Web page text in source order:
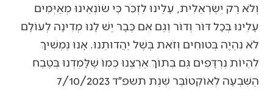
וְלֹא רַק יִשְׂרְאֵלִית, עָלֵינוּ לִזְכֹּר כִּי שׂוֹנְאֵינוּ מְאַיְּמִים
עָלֵינוּ בְּכָל דּוֹר וְדוֹר וְגַם אִם כְּבָר יֵשׁ לָנוּ מְדִינָה לְעוֹלָם
לֹא נִהְיֶה בְּטוּחִים וְזֹאת בְּשֶׁל יַהֲדוּתֵנוּ. אָנוּ נַמְשִׁיךְ
לִהְיוֹת נִרְדָּפִים גַּם בְּתוֹךְ אַרְצֵנוּ כְּמוֹ שֶׁלָּמַדְנוּ בְּטֶבַח
הַשִּׁבְעָה לְאוֹקְטוֹבֶּר שְׁנַת תשפ״ד 7/10/2023